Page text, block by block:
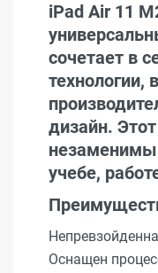
iPad Air 11
сочетает в
технологии,
дизайн.
учебе,
Оснащен